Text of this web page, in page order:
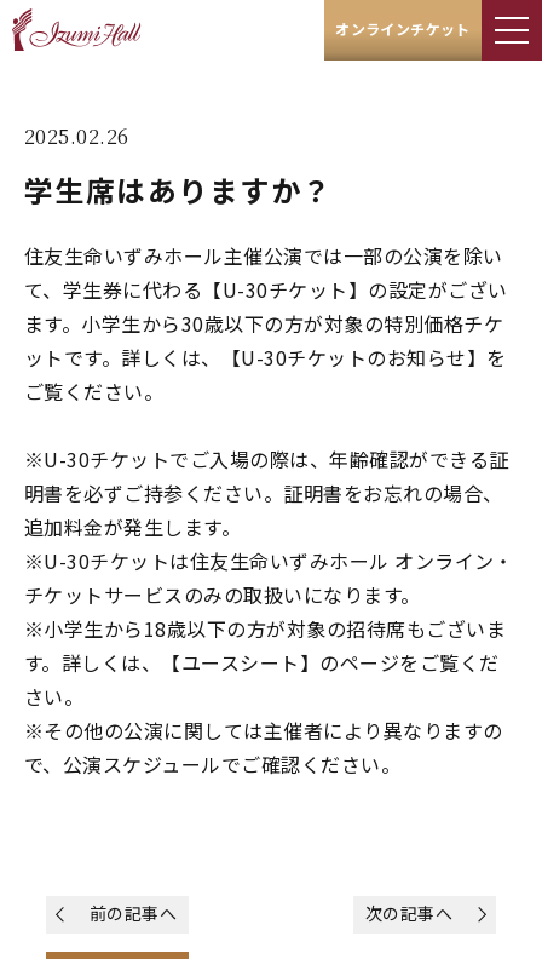
オンラインチケット
2025.02.26
学生席はありますか？
住友生命いずみホール主催公演では一部の公演を除い
て、学生券に代わる【U-30チケット】の設定がござい
ます。小学生から30歳以下の方が対象の特別価格チケ
ットです。詳しくは、
【U-30チケットのお知らせ】 を
ご覧ください。
※U-30チケットでご入場の際は、年齢確認ができる証
明書を必ずご持参ください。証明書をお忘れの場合、
追加料金が発生します。
※U-30チケットは住友生命いずみホール オンライン・
チケットサービスのみの取扱いになります。
※小学生から18歳以下の方が対象の招待席もございま
す。詳しくは、【ユースシート】のページをご覧くだ
さい。
※その他の公演に関しては主催者により異なりますの
で、 公演スケジュールでご確認ください。
前の記事へ 次の記事へ